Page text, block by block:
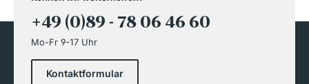
+49 (0)89 - 78 06 46 60
Mo-Fr 9-17 Uhr
Kontaktformular